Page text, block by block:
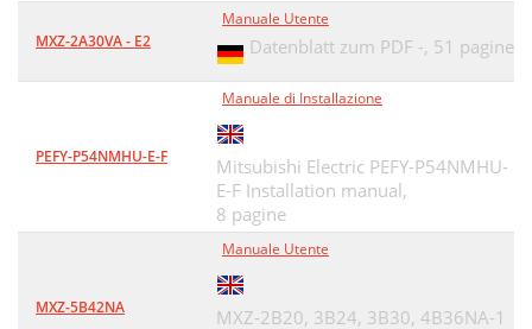
MXZ-2A30VA - E2
Manuale Utente
Datenblatt zum PDF -, 51 pagine
PEFY-P54NMHU-E-F
Manuale di Installazione
Mitsubishi Electric PEFY-P54NMHU-
E-F Installation manual,
8 pagine
MXZ-5B42NA
Manuale Utente
MXZ-2B20, 3B24, 3B30, 4B36NA-1